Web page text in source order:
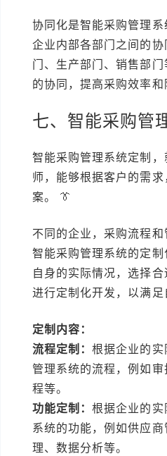
协同化是智能采购管理
企业内部各部门之间的
门、生产部门、销售部
的协同，提高采购效率和
七、智能采购管
智能采购管理系统定制
师，能够根据客户的需
案。 👔
不同的企业，采购流程和
智能采购管理系统的定
自身的实际情况，选择
进行定制化开发，以满足
定制内容：
流程定制：根据企业的
管理系统的流程，例如
程等。
功能定制：根据企业的
系统的功能，例如供应
理、数据分析等。